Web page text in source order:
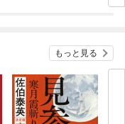
もっと見る